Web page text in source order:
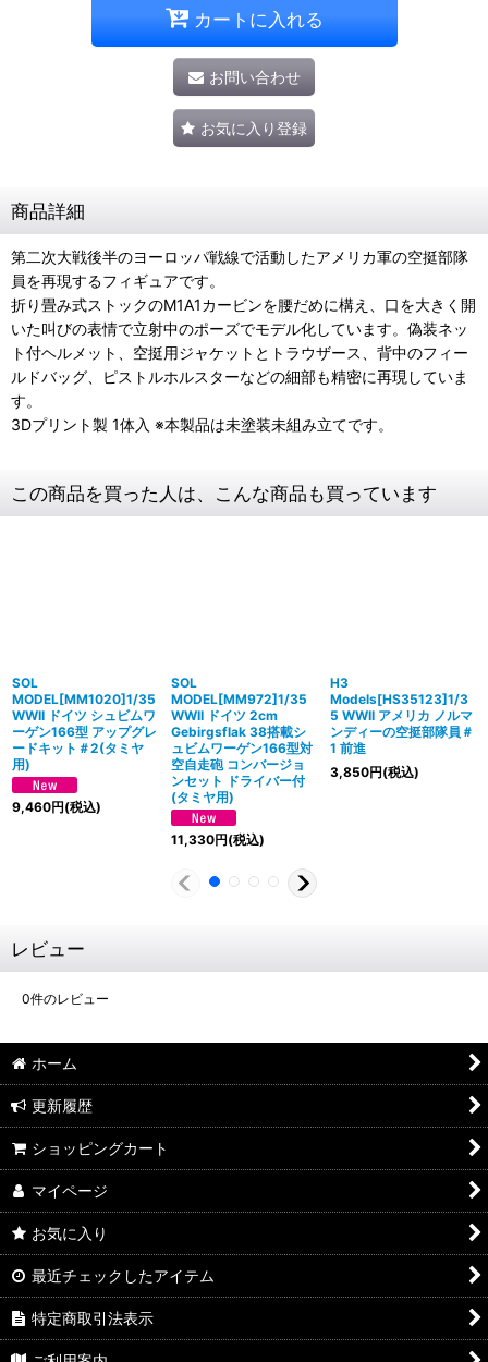
カートに入れる
お問い合わせ
お気に入り登録
商品詳細
第二次大戦後半のヨーロッパ戦線で活動したアメリカ軍の空挺部隊
員を再現するフィギュアです。
折り畳み式ストックのM1A1カービンを腰だめに構え、口を大きく開
いた叫びの表情で立射中のポーズでモデル化しています。偽装ネッ
ト付ヘルメット、空挺用ジャケットとトラウザース、背中のフィー
ルドバッグ、ピストルホルスターなどの細部も精密に再現していま
す。
3Dプリント製 1体入 ※本製品は未塗装未組み立てです。
この商品を買った人は、こんな商品も買っています
SOL
MODEL[MM1020]1/35
WWII ドイツ シュビムワ
ーゲン166型 アップグレ
ードキット＃2(タミヤ
用)
9,460円(税込)
SOL
MODEL[MM972]1/35
WWII ドイツ 2cm
Gebirgsflak 38搭載シ
ュビムワーゲン166型対
空自走砲 コンバージョ
ンセット ドライバー付
(タミヤ用)
11,330円(税込)
H3
Models[HS35123]1/3
5 WWII アメリカ ノルマ
ンディーの空挺部隊員＃
1 前進
3,850円(税込)
レビュー
0件のレビュー
ホーム
更新履歴
ショッピングカート
マイページ
お気に入り
最近チェックしたアイテム
特定商取引法表示